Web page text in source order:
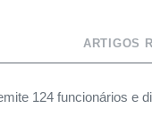
ARTIGOS
124 funcionários e